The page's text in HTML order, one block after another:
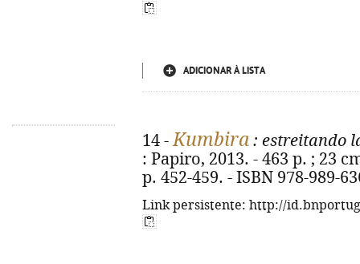
ADICIONAR À LISTA
14 -Kumbira : estreitando
: Papiro, 2013. - 463 p. ; 23
p. 452-459. - ISBN 978-989-
Link persistente: http://